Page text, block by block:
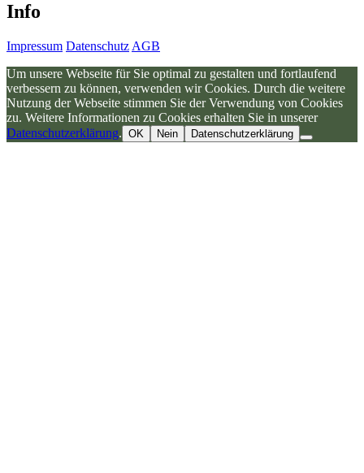
Info
Impressum Datenschutz AGB
Um unsere Webseite für Sie optimal zu gestalten und fortlaufend
verbessern zu können, verwenden wir Cookies. Durch die weitere
Nutzung der Webseite stimmen Sie der Verwendung von Cookies
zu. Weitere Informationen zu Cookies erhalten Sie in unserer
Datenschutzerklärung. OK Nein Datenschutzerklärung